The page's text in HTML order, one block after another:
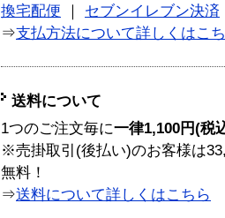
換宅配便
セブンイレブン決済
⇒支払方法について詳しくはこ
送料について
1つのご注文毎に一律1,100円(税
※売掛取引(後払い)のお客様は
無料！
⇒送料について詳しくはこちら